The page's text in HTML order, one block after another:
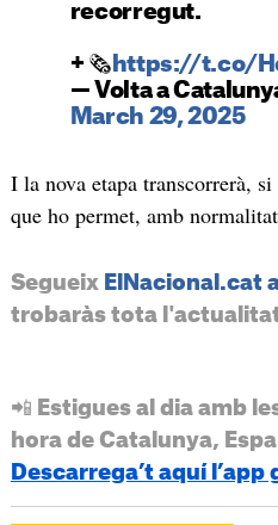
recorregut.
+ 🗞️ https://t.co/
— Volta a
March 29, 2025
I la nova etapa transcorrerà,
que ho permet, amb
Segueix ElNacional.cat
trobaràs tota
📲 Estigues al dia amb
hora de Catalunya,
Descarrega’t aquí l’app